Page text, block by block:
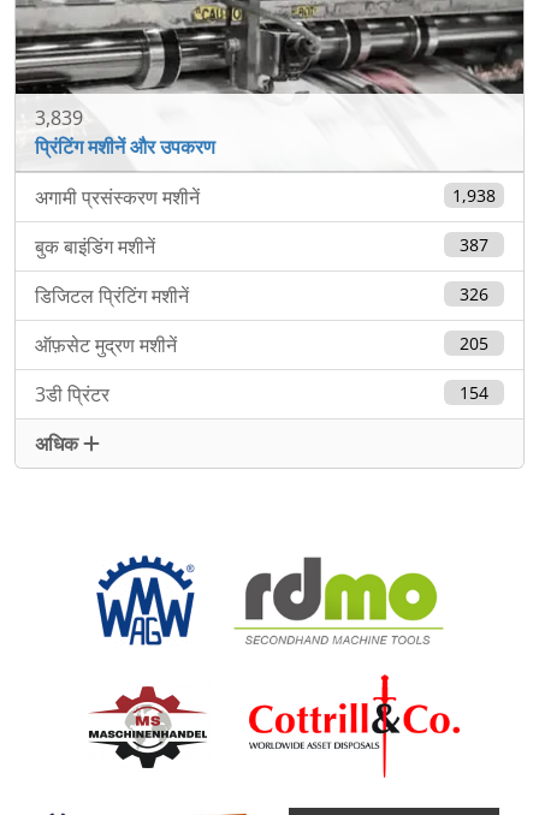
3,839
प्रिंटिंग मशीनें और उपकरण
अगामी प्रसंस्करण मशीनें
1,938
बुक बाइंडिंग मशीनें 387
डिजिटल प्रिंटिंग मशीनें 326
ऑफ़सेट मुद्रण मशीनें 205
3डी प्रिंटर 154
अधिक